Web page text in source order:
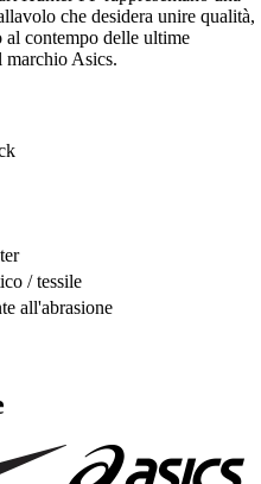
che desidera unire qualità,
contempo delle ultime
Asics.
/ tessile
all'abrasione